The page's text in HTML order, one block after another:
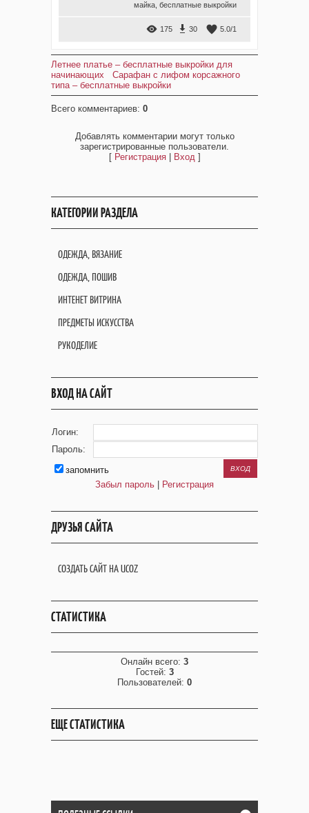
майка бесплатные выкройки
175 30 5.0/1
Летнее платье – бесплатные выкройки для
начинающих
Сарафан с лифом корсажного
типа – бесплатные выкройки
Всего комментариев: 0
Добавлять комментарии могут только
зарегистрированные пользователи.
[ Регистрация| Вход]
КАТЕГОРИИ РАЗДЕЛА
ОДЕЖДА, ВЯЗАНИЕ
ОДЕЖДА, ПОШИВ
ИНТЕНЕТ ВИТРИНА
ПРЕДМЕТЫ ИСКУССТВА
РУКОДЕЛИЕ
ВХОД НА САЙТ
Логин:
Пароль:
запомнить
Забыл пароль
Регистрация
ДРУЗЬЯ САЙТА
СОЗДАТЬ САЙТ НА UCOZ
СТАТИСТИКА
Онлайн всего: 3
Гостей: 3
Пользователей: 0
ЕЩЕ СТАТИСТИКА